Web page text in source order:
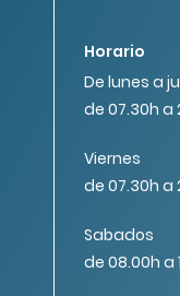
Horario
De lunes a
de 07.30h a
Viernes
de 07.30h a
Sabados
de 08.00h a